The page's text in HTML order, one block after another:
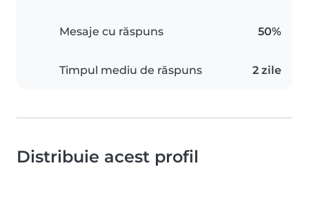
Mesaje cu răspuns 50%
Timpul mediu de răspuns 2 zile
Distribuie acest profil